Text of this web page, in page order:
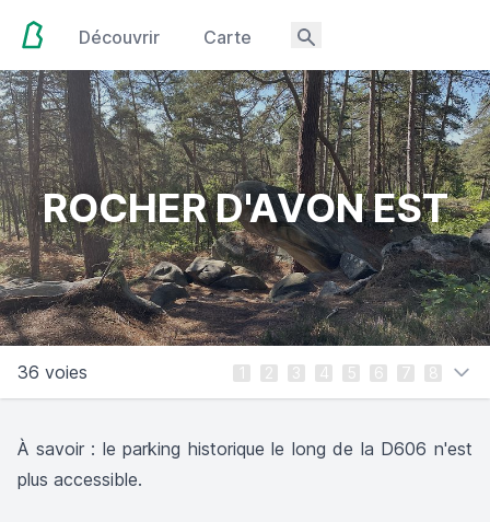
Découvrir Carte
ROCHER D'AVON EST
36 voies 1 2 3 4 5 6 7 8
À savoir : le parking historique le long de la D606 n'est
plus accessible.